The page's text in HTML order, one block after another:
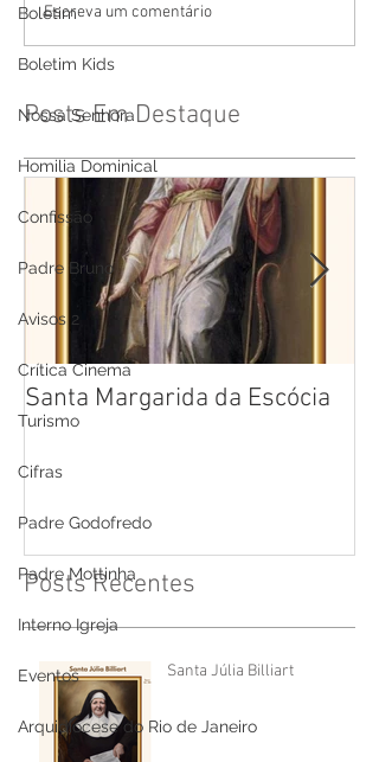
Boletim
Boletim Kids
Nossa Senhora
Homilia Dominical
Confissão
Padre Bruno
Avisos 2
Crítica Cinema
Turismo
Cifras
Padre Godofredo
Padre Mottinha
Interno Igreja
Eventos
Arquidiocese do Rio de Janeiro
Escreva um comentário
Posts Em Destaque
Santa Margarida da Escócia
Posts Recentes
Santa Júlia Billiart